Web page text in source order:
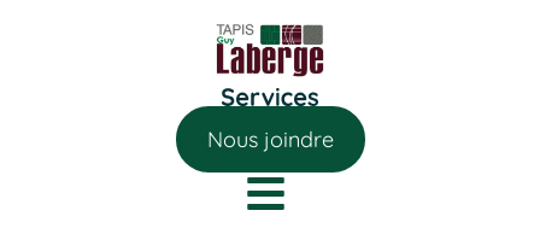
Nous joindre